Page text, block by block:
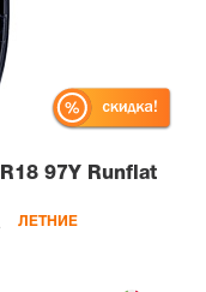
97Y Runflat
ЛЕТНИЕ